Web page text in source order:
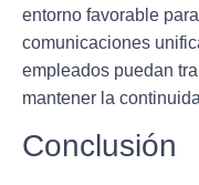
entorno favorable
comunicaciones
empleados puedan
mantener la
Conclusión